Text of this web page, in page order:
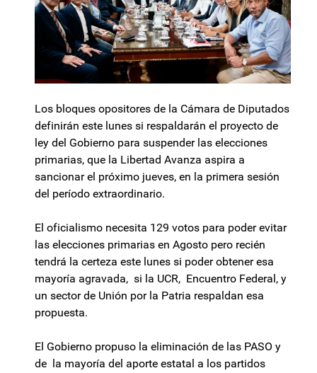
Los bloques opositores de la Cámara de Diputados
definirán este lunes si respaldarán el proyecto de
ley del Gobierno para suspender las elecciones
primarias, que la Libertad Avanza aspira a
sancionar el próximo jueves, en la primera sesión
del período extraordinario.
El oficialismo necesita 129 votos para poder evitar
las elecciones primarias en Agosto pero recién
tendrá la certeza este lunes si poder obtener esa
mayoría agravada, si la UCR, Encuentro Federal, y
un sector de Unión por la Patria respaldan esa
propuesta.
El Gobierno propuso la eliminación de las PASO y
de la mayoría del aporte estatal a los partidos